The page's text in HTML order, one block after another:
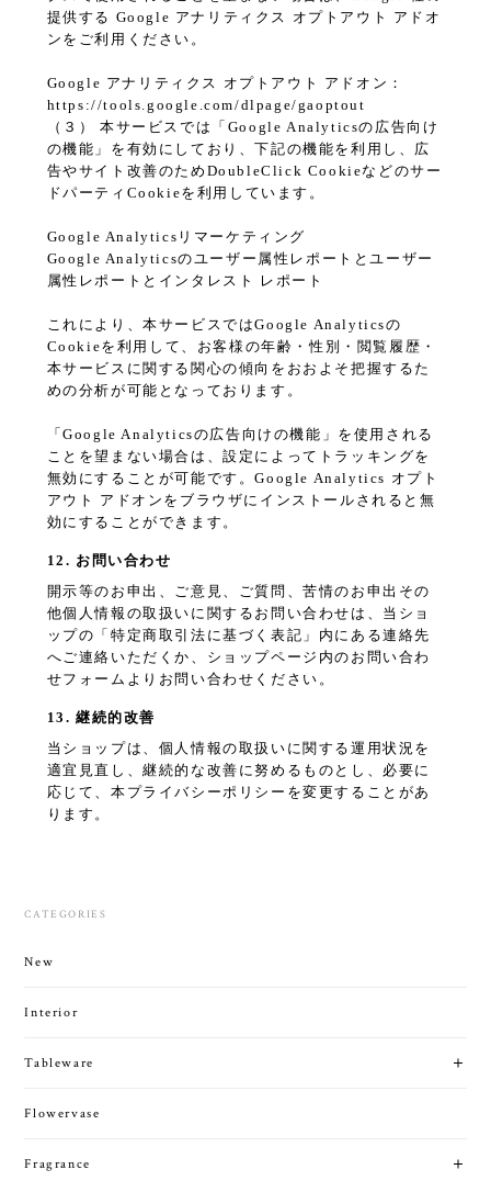
提供する Google アナリティクス オプトアウト アドオ
ンをご利用ください。
Google アナリティクス オプトアウト アドオン：
https://tools.google.com/dlpage/gaoptout
（３） 本サービスでは「Google Analyticsの広告向け
の機能」を有効にしており、下記の機能を利用し、広
告やサイト改善のためDoubleClick Cookieなどのサー
ドパーティCookieを利用しています。
Google Analyticsリマーケティング
Google Analyticsのユーザー属性レポートとユーザー
属性レポートとインタレスト レポート
これにより、本サービスではGoogle Analyticsの
Cookieを利用して、お客様の年齢・性別・閲覧履歴・
本サービスに関する関心の傾向をおおよそ把握するた
めの分析が可能となっております。
「Google Analyticsの広告向けの機能」を使用される
ことを望まない場合は、設定によってトラッキングを
無効にすることが可能です。Google Analytics オプト
アウト アドオンをブラウザにインストールされると無
効にすることができます。
12. お問い合わせ
開示等のお申出、ご意見、ご質問、苦情のお申出その
他個人情報の取扱いに関するお問い合わせは、当ショ
ップの「特定商取引法に基づく表記」内にある連絡先
へご連絡いただくか、ショップページ内のお問い合わ
せフォームよりお問い合わせください。
13. 継続的改善
当ショップは、個人情報の取扱いに関する運用状況を
適宜見直し、継続的な改善に努めるものとし、必要に
応じて、本プライバシーポリシーを変更することがあ
ります。
CATEGORIES
New
Interior
Tableware
Flowervase
Fragrance